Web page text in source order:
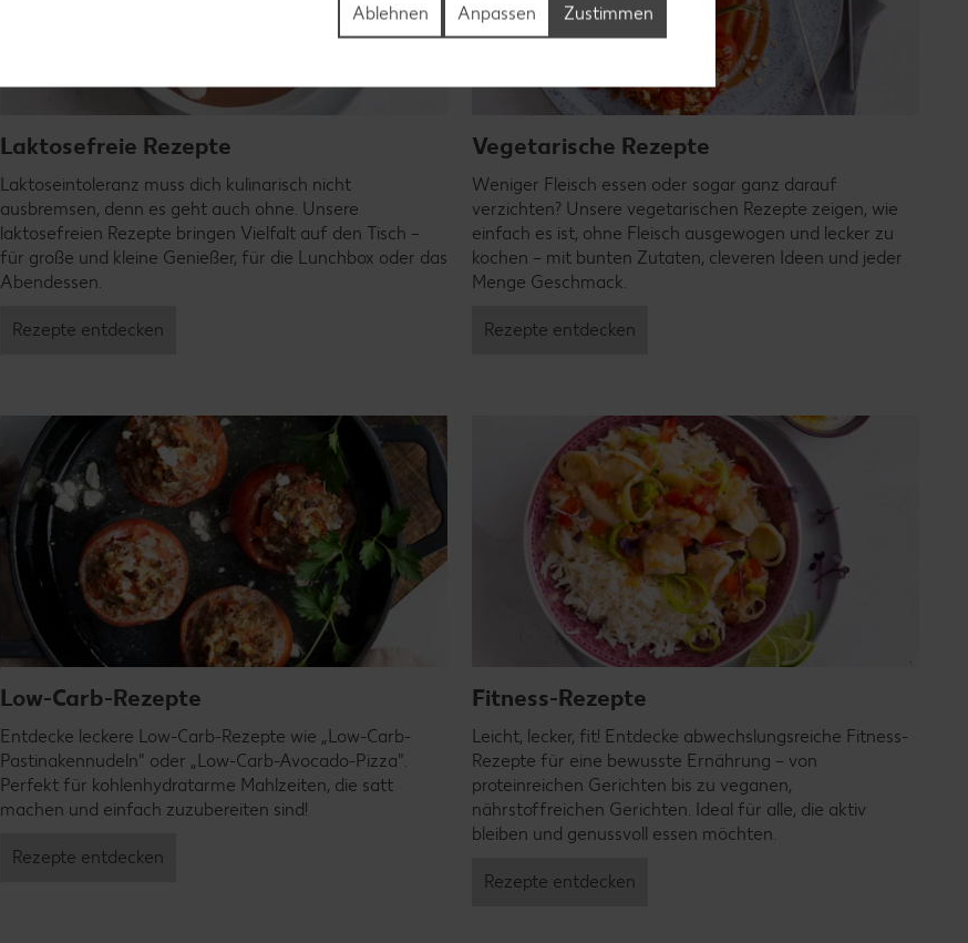
Laktosefreie Rezepte
Laktoseintoleranz muss dich kulinarisch nicht
ausbremsen, denn es geht auch ohne. Unsere
laktosefreien Rezepte bringen Vielfalt auf den Tisch –
für große und kleine Genießer, für die Lunchbox oder das
Abendessen.
Rezepte entdecken
Vegetarische Rezepte
Weniger Fleisch essen oder sogar ganz darauf
verzichten? Unsere vegetarischen Rezepte zeigen, wie
einfach es ist, ohne Fleisch ausgewogen und lecker zu
kochen – mit bunten Zutaten, cleveren Ideen und jeder
Menge Geschmack.
Rezepte entdecken
Low-Carb-Rezepte
Entdecke leckere Low-Carb-Rezepte wie „Low-Carb-
Pastinakennudeln" oder „Low-Carb-Avocado-Pizza".
Perfekt für kohlenhydratarme Mahlzeiten, die satt
machen und einfach zuzubereiten sind!
Rezepte entdecken
Fitness-Rezepte
Leicht, lecker, fit! Entdecke abwechslungsreiche Fitness-
Rezepte für eine bewusste Ernährung – von
proteinreichen Gerichten bis zu veganen,
nährstoffreichen Gerichten. Ideal für alle, die aktiv
bleiben und genussvoll essen möchten.
Rezepte entdecken
Zustimmen
Anpassen
Ablehnen